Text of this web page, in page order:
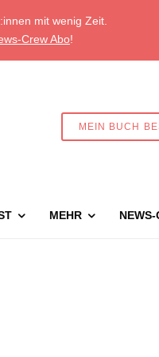
mit wenig Zeit.
Crew Abo!
MEIN BUCH
MEHR